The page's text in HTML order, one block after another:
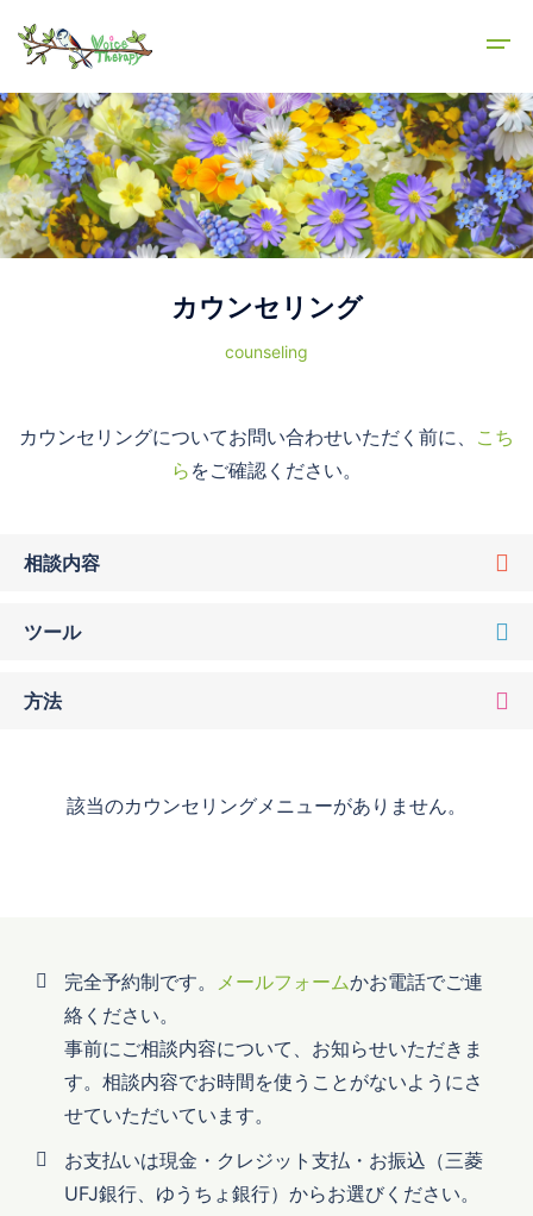
カウンセリング
counseling
カウンセリングについてお問い合わせいただく前に、 こち
ら をご確認ください。
相談内容
ツール
方法
該当のカウンセリングメニューがありません。
完全予約制です。 メールフォームかお電話でご連
絡ください。
事前にご相談内容について、お知らせいただきま
す。相談内容でお時間を使うことがないようにさ
せていただいています。
お支払いは現金・クレジット支払・お振込（三菱
UFJ銀行、ゆうちょ銀行）からお選びください。